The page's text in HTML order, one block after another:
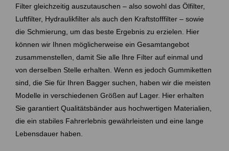
Filter gleichzeitig auszutauschen – also sowohl das Ölfilter,
Luftfilter, Hydraulikfilter als auch den Kraftstofffilter – sowie
die Schmierung, um das beste Ergebnis zu erzielen. Hier
können wir Ihnen möglicherweise ein Gesamtangebot
zusammenstellen, damit Sie alle Ihre Filter auf einmal und
von derselben Stelle erhalten. Wenn es jedoch Gummiketten
sind, die Sie für Ihren Bagger suchen, haben wir die meisten
Modelle in verschiedenen Größen auf Lager. Hier erhalten
Sie garantiert Qualitätsbänder aus hochwertigen Materialien,
die ein stabiles Fahrerlebnis gewährleisten und eine lange
Lebensdauer haben.